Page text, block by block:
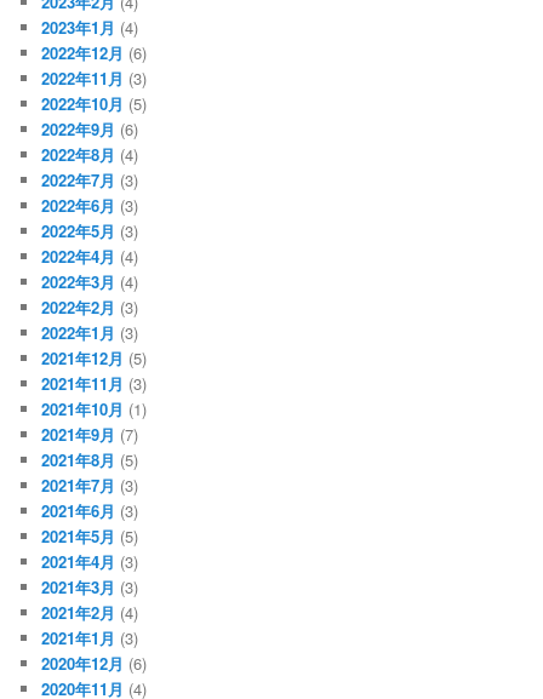
2023年1月 (4)
2022年12月 (6)
2022年11月 (3)
2022年10月 (5)
2022年9月 (6)
2022年8月 (4)
2022年7月 (3)
2022年6月 (3)
2022年5月 (3)
2022年4月 (4)
2022年3月 (4)
2022年2月 (3)
2022年1月 (3)
2021年12月 (5)
2021年11月 (3)
2021年10月 (1)
2021年9月 (7)
2021年8月 (5)
2021年7月 (3)
2021年6月 (3)
2021年5月 (5)
2021年4月 (3)
2021年3月 (3)
2021年2月 (4)
2021年1月 (3)
2020年12月 (6)
2020年11月 (4)